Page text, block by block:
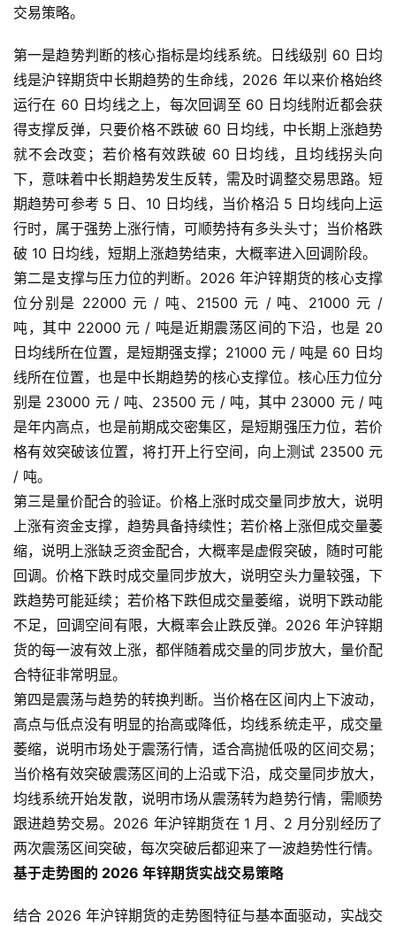
恒
指
期
货
期
货
入
门
期
货
行
情
黄
金
期
货
交易策略。
第一是趋势判断的核心指标是均线系统。日线级别 60 日均
线是沪锌期货中长期趋势的生命线，2026 年以来价格始终
运行在 60 日均线之上，每次回调至 60 日均线附近都会获
得支撑反弹，只要价格不跌破 60 日均线，中长期上涨趋势
就不会改变；若价格有效跌破 60 日均线，且均线拐头向
下，意味着中长期趋势发生反转，需及时调整交易思路。短
期趋势可参考 5 日、10 日均线，当价格沿 5 日均线向上运
行时，属于强势上涨行情，可顺势持有多头头寸；当价格跌
破 10 日均线，短期上涨趋势结束，大概率进入回调阶段。
第二是支撑与压力位的判断。2026 年沪锌期货的核心支撑
位分别是 22000 元 / 吨、21500 元 / 吨、21000 元 /
吨，其中 22000 元 / 吨是近期震荡区间的下沿，也是 20
日均线所在位置，是短期强支撑；21000 元 / 吨是 60 日均
线所在位置，也是中长期趋势的核心支撑位。核心压力位分
别是 23000 元 / 吨、23500 元 / 吨，其中 23000 元 / 吨
是年内高点，也是前期成交密集区，是短期强压力位，若价
格有效突破该位置，将打开上行空间，向上测试 23500 元
/ 吨。
第三是量价配合的验证。价格上涨时成交量同步放大，说明
上涨有资金支撑，趋势具备持续性；若价格上涨但成交量萎
缩，说明上涨缺乏资金配合，大概率是虚假突破，随时可能
回调。价格下跌时成交量同步放大，说明空头力量较强，下
跌趋势可能延续；若价格下跌但成交量萎缩，说明下跌动能
不足，回调空间有限，大概率会止跌反弹。2026 年沪锌期
货的每一波有效上涨，都伴随着成交量的同步放大，量价配
合特征非常明显。
第四是震荡与趋势的转换判断。当价格在区间内上下波动，
高点与低点没有明显的抬高或降低，均线系统走平，成交量
萎缩，说明市场处于震荡行情，适合高抛低吸的区间交易；
当价格有效突破震荡区间的上沿或下沿，成交量同步放大，
均线系统开始发散，说明市场从震荡转为趋势行情，需顺势
跟进趋势交易。2026 年沪锌期货在 1 月、2 月分别经历了
两次震荡区间突破，每次突破后都迎来了一波趋势性行情。
基于走势图的 2026 年锌期货实战交易策略
结合 2026 年沪锌期货的走势图特征与基本面驱动，实战交